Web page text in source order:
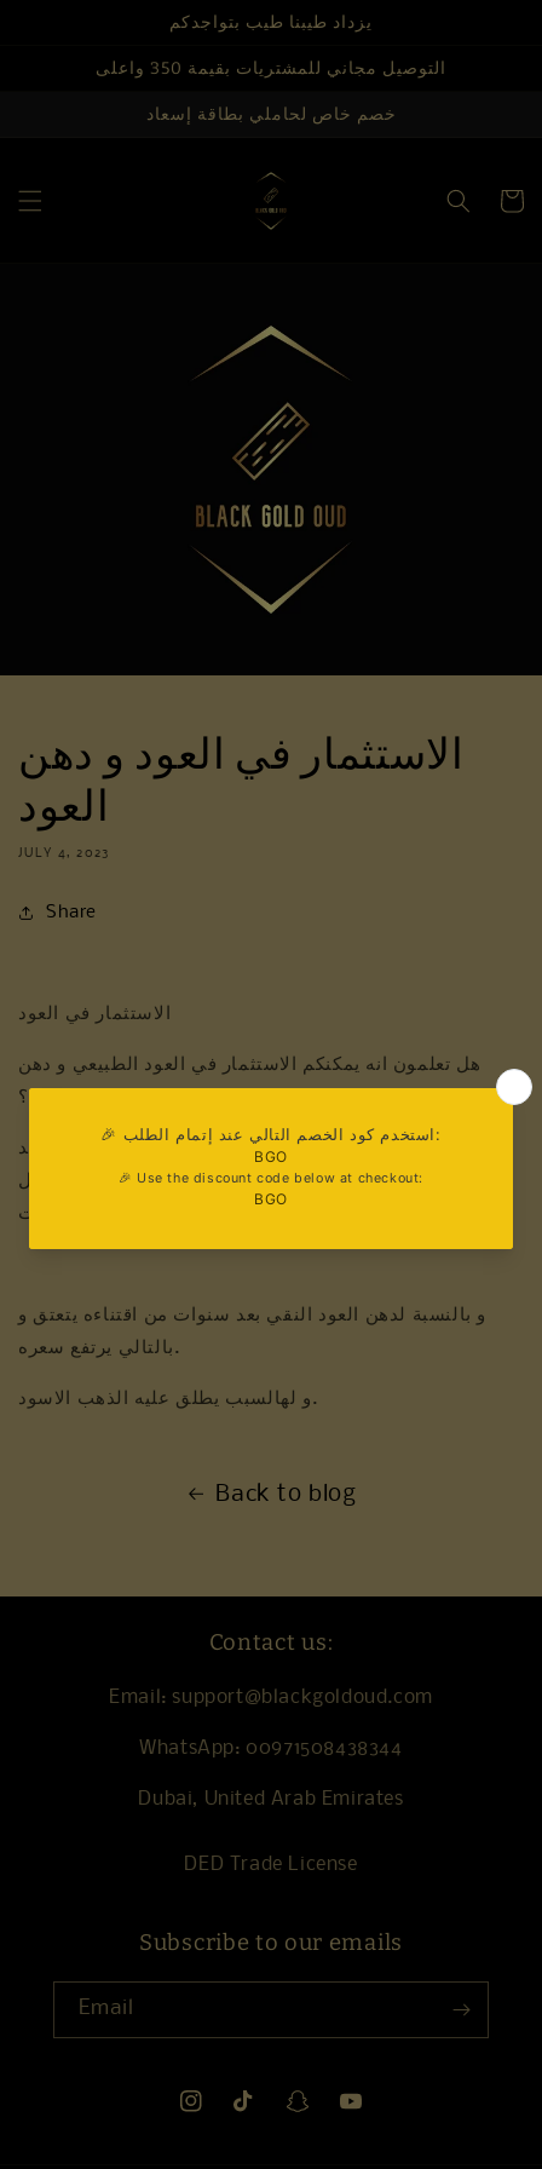
يزداد طيبنا طيب بتواجدكم
التوصيل مجاني للمشتريات بقيمة 350 واعلى
خصم خاص لحاملي بطاقة إسعاد
Cart
الاستثمار في العود و دهن
العود
JULY 4, 2023
Share
هل تعلمون انه يمكنكم الاستثمار في العود الطبيعي و دهن
العود!؟
لانه عند حصولك على عود بجودة عالية و دهن عود نقي، بعد
سنوات من اقتنائك له يرتفع! لان العود ذو الجودة العالية قليل
و بالنسبة لدهن العود النقي بعد سنوات من اقتناءه يتعتق و
بالتالي يرتفع سعره.
و لهالسبب يطلق عليه الذهب الاسود.
Back to blog
Contact us:
Email: support@blackgoldoud.com
WhatsApp: 00971508438344
Dubai, United Arab Emirates
DED Trade License
Subscribe to our emails
Email
InstagramTikTokSnapchatYouTube